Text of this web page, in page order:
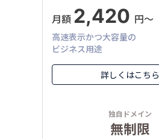
月額 2,420 円〜
高速表示かつ大容量の
ビジネス用途
詳しくはこちら
独自ドメイン
無制限